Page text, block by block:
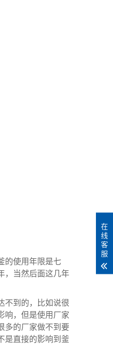
的使用年限是七
，当然后面这几年
到的，比如说很
响，但是使用厂家
多的厂家做不到要
是直接的影响到釜
在
线
客
服